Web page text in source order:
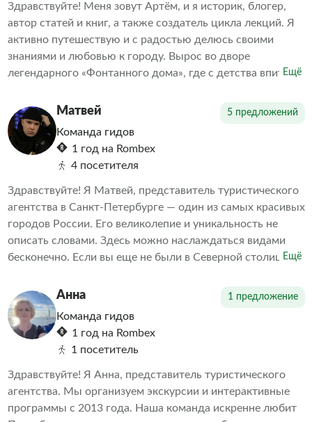
Здравствуйте! Меня зовут Артём, и я историк, блогер,
автор статей и книг, а также создатель цикла лекций. Я
активно путешествую и с радостью делюсь своими
знаниями и любовью к городу. Вырос во дворе
легендарного «Фонтанного дома», где с детства впитал
передаю эту любовь и свои знания всем, кто
интересуется историей и культурой нашего прекрасного
города.
Ещё
Матвей 5 предложений
Команда гидов
1 год на Rombex
4 посетителя
Здравствуйте! Я Матвей, представитель туристического
агентства в Санкт-Петербурге — один из самых красивых
городов России. Его великолепие и уникальность не
описать словами. Здесь можно наслаждаться видами
бесконечно. Если вы еще не были в Северной столице
уникальную возможность познакомиться с главными
достопримечательностями Санкт-Петербурга.
Ещё
Анна 1 предложение
Команда гидов
1 год на Rombex
1 посетитель
Здравствуйте! Я Анна, представитель туристического
агентства. Мы организуем экскурсии и интерактивные
программы с 2013 года. Наша команда искренне любит